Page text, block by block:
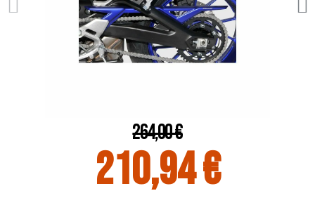
264,00 €
210,94 €